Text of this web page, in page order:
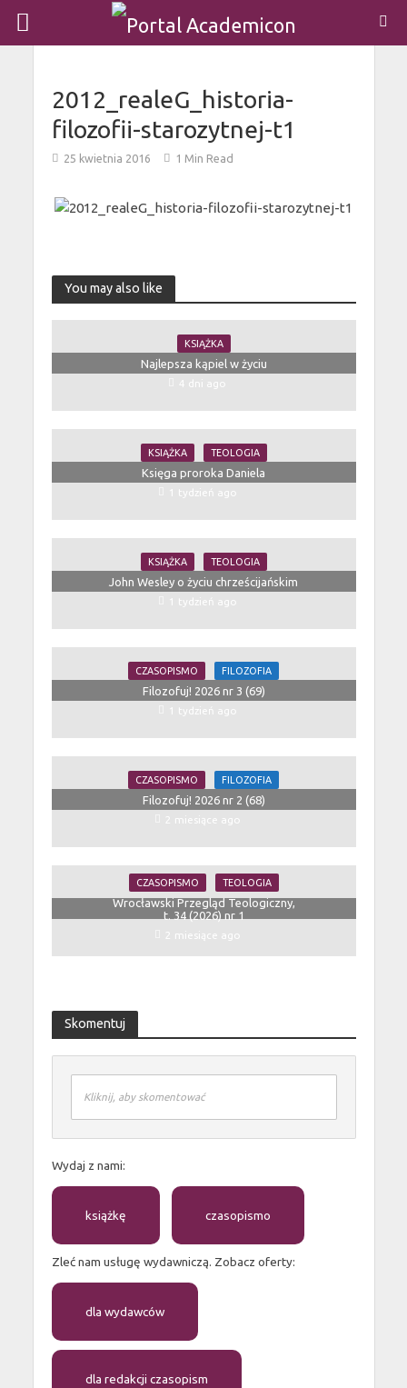
2012_realeG_historia-
filozofii-starozytnej-t1
25 kwietnia 2016 1 Min Read
You may also like
KSIĄŻKA
Najlepsza kąpiel w życiu
4 dni ago
KSIĄŻKA TEOLOGIA
Księga proroka Daniela
1 tydzień ago
KSIĄŻKA TEOLOGIA
John Wesley o życiu chrześcijańskim
1 tydzień ago
CZASOPISMO FILOZOFIA
Filozofuj! 2026 nr 3 (69)
1 tydzień ago
CZASOPISMO FILOZOFIA
Filozofuj! 2026 nr 2 (68)
2 miesiące ago
CZASOPISMO TEOLOGIA
Wrocławski Przegląd Teologiczny,
t. 34 (2026) nr 1
2 miesiące ago
Skomentuj
Kliknij, aby skomentować
Wydaj z nami:
książkę czasopismo
Zleć nam usługę wydawniczą. Zobacz oferty:
dla wydawców
dla redakcji czasopism